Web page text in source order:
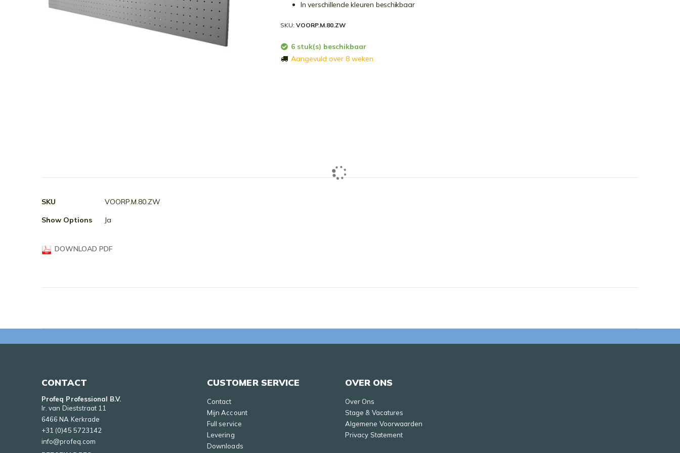
afbeeldingen-
In verschillende kleuren beschikbaar
SKU VOORP.M.80.ZW
6 stuk(s) beschikbaar
Aangevuld over 8 weken
Meer
SKU
VOORP.M.80.ZW
Show Options
Ja
DOWNLOAD PDF
CONTACT
Profeq Professional B.V.
Ir. van Dieststraat 11
6466 NA Kerkrade
+31 (0)45 5723142
info@profeq.com
CUSTOMER SERVICE
Contact
Mijn Account
Full service
Levering
Downloads
OVER ONS
Over Ons
Stage & Vacatures
Algemene Voorwaarden
Privacy Statement